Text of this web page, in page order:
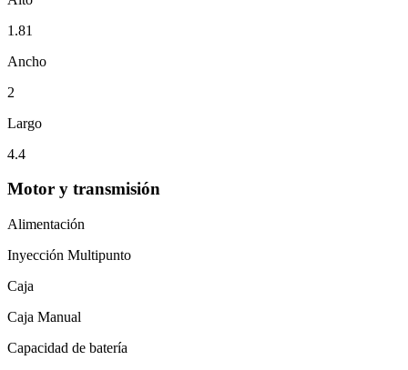
1.81
Ancho
2
Largo
4.4
Motor y transmisión
Alimentación
Inyección Multipunto
Caja
Caja Manual
Capacidad de batería